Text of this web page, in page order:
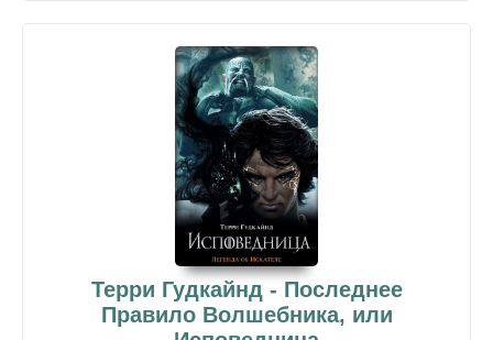
Терри Гудкайнд - Последнее
Правило Волшебника, или